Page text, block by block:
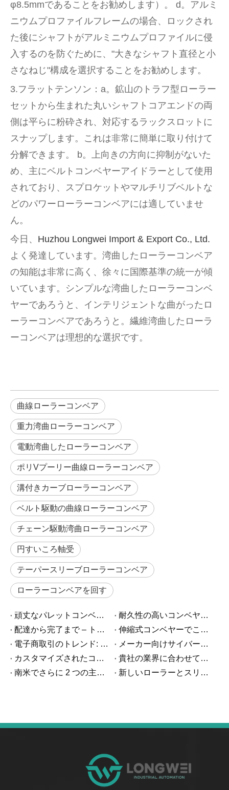
φ8.5mmであることをお勧めします）。 d。アルミ
ニウムプロファイルフレームの場合、ロックされ
た後にシャフトがアルミニウムプロファイルに侵
入するのを防ぐために、"大きなシャフト直径と小
さなねじ"構成を選択することをお勧めします。
3.フラットテンソン：a。鉱山のトラフ型ローラー
セットから生まれた丸いシャフトコアエンドの両
側は平らに粉砕され、対応するラックスロットに
スナップします。これは非常に簡単に取り付けて
分解できます。 b。上向きの方向に抑制がないた
め、主にベルトコンベヤーアイドラーとして使用
されており、スプロケットやマルチリブベルトな
どのパワーローラーコンベアには適していませ
ん。
今日、 Huzhou Longwei Import & Export Co., Ltd.
よく発達しています。湾曲したローラーコンベア
の知能は非常に高く、徐々に国際基準の統一が傾
いています。シンプルな湾曲したローラーコンベ
ヤーであろうと、インテリジェントな曲がったロ
ーラーコンベアであろうと。繊維湾曲したローラ
ーコンベアは理想的な選択です。
曲線ローラーコンベア
重力湾曲ローラーコンベア
電動湾曲したローラーコンベア
ポリVプーリー曲線ローラーコンベア
溝付きカーブローラーコンベア
ベルト駆動の曲線ローラーコンベア
チェーン駆動湾曲ローラーコンベア
円すいころ軸受
テーパースリーブローラーコンベア
ローラーコンベアを回す
頑丈なパレットコンベヤローラーはどのように機能しますか?
耐久性の高いコンベヤー ローラー メーカー: 産業用バイヤーが知っておくべきこと
配達から完了まで – トリニダードの顧客が素晴らしいニュースを共有
伸縮式コンベヤーでこの繁忙期の効率を向上
電子商取引のトレンド: 配送の透明性
メーカー向けサイバーマンデー: 生産需要のピークに合わせてコンベヤを選択する方法
カスタマイズされたコンベヤとカスタムコンベヤ: 違いを理解する
貴社の業界に合わせてカスタマイズされたコンベヤ ソリューション
南米でさらに 2 つの主要プロジェクトを成功裏に完了
新しいローラーとスリーブ技術により電池生産の効率が向上